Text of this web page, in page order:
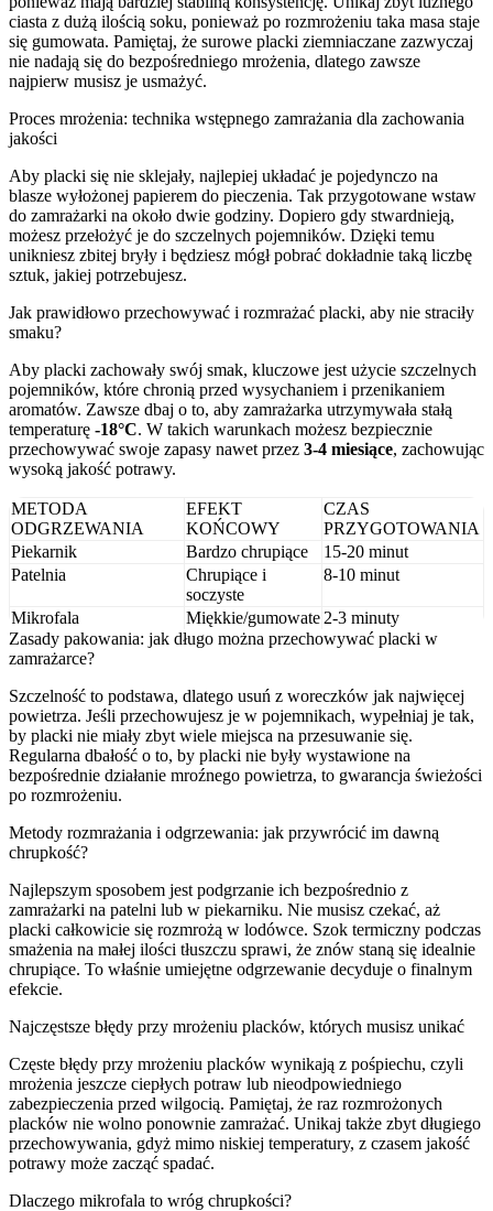
ciasta z dużą ilością soku, ponieważ po rozmrożeniu taka masa staje
się gumowata. Pamiętaj, że surowe placki ziemniaczane zazwyczaj
nie nadają się do bezpośredniego mrożenia, dlatego zawsze
najpierw musisz je usmażyć.
Proces mrożenia: technika wstępnego zamrażania dla zachowania
jakości
Aby placki się nie sklejały, najlepiej układać je pojedynczo na
blasze wyłożonej papierem do pieczenia. Tak przygotowane wstaw
do zamrażarki na około dwie godziny. Dopiero gdy stwardnieją,
możesz przełożyć je do szczelnych pojemników. Dzięki temu
unikniesz zbitej bryły i będziesz mógł pobrać dokładnie taką liczbę
sztuk, jakiej potrzebujesz.
Jak prawidłowo przechowywać i rozmrażać placki, aby nie straciły
smaku?
Aby placki zachowały swój smak, kluczowe jest użycie szczelnych
pojemników, które chronią przed wysychaniem i przenikaniem
aromatów. Zawsze dbaj o to, aby zamrażarka utrzymywała stałą
temperaturę -18°C. W takich warunkach możesz bezpiecznie
przechowywać swoje zapasy nawet przez 3-4 miesiące, zachowując
wysoką jakość potrawy.
METODA
ODGRZEWANIA
EFEKT
KOŃCOWY
CZAS
PRZYGOTOWANIA
Piekarnik
Bardzo chrupiące
15-20 minut
Patelnia
Chrupiące i
soczyste
8-10 minut
Mikrofala Miękkie/gumowate 2-3 minuty
Zasady pakowania: jak długo można przechowywać placki w
zamrażarce?
Szczelność to podstawa, dlatego usuń z woreczków jak najwięcej
powietrza. Jeśli przechowujesz je w pojemnikach, wypełniaj je tak,
by placki nie miały zbyt wiele miejsca na przesuwanie się.
Regularna dbałość o to, by placki nie były wystawione na
bezpośrednie działanie mroźnego powietrza, to gwarancja świeżości
po rozmrożeniu.
Metody rozmrażania i odgrzewania: jak przywrócić im dawną
chrupkość?
Najlepszym sposobem jest podgrzanie ich bezpośrednio z
zamrażarki na patelni lub w piekarniku. Nie musisz czekać, aż
placki całkowicie się rozmrożą w lodówce. Szok termiczny podczas
smażenia na małej ilości tłuszczu sprawi, że znów staną się idealnie
chrupiące. To właśnie umiejętne odgrzewanie decyduje o finalnym
efekcie.
Najczęstsze błędy przy mrożeniu placków, których musisz unikać
Częste błędy przy mrożeniu placków wynikają z pośpiechu, czyli
mrożenia jeszcze ciepłych potraw lub nieodpowiedniego
zabezpieczenia przed wilgocią. Pamiętaj, że raz rozmrożonych
placków nie wolno ponownie zamrażać. Unikaj także zbyt długiego
przechowywania, gdyż mimo niskiej temperatury, z czasem jakość
potrawy może zacząć spadać.
Dlaczego mikrofala to wróg chrupkości?